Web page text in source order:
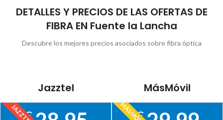
DETALLES Y PRECIOS DE LAS OFERTAS DE
FIBRA EN Fuente la Lancha
Descubre los mejores precios asociados sobre fibra óptica
Jazztel
JAZZTEL
€
MásMóvil
€